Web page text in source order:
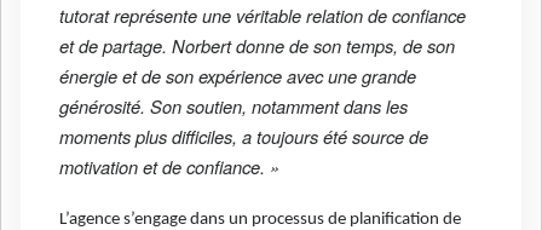
tutorat représente une véritable relation de confiance
et de partage. Norbert donne de son temps, de son
énergie et de son expérience avec une grande
générosité. Son soutien, notamment dans les
moments plus difficiles, a toujours été source de
motivation et de confiance. »
L’agence s’engage dans un processus de planification de